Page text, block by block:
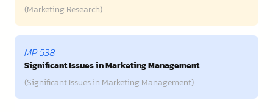
(Marketing Research)
MP 538
Significant Issues in Marketing Management
(Significant Issues in Marketing Management)